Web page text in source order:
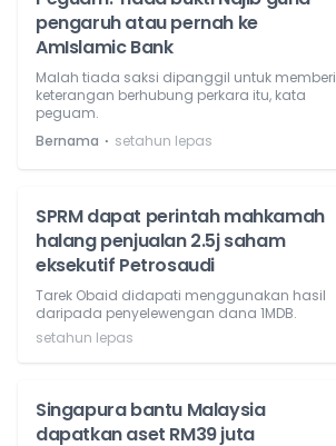
pengaruh atau pernah ke
AmIslamic Bank
Malah tiada saksi dipanggil untuk memberi
keterangan berhubung perkara itu, kata
peguam.
Bernama ⋅ setahun lepas
SPRM dapat perintah mahkamah
halang penjualan 2.5j saham
eksekutif Petrosaudi
Tarek Obaid didapati menggunakan hasil
daripada penyelewengan dana 1MDB.
setahun lepas
Singapura bantu Malaysia
dapatkan aset RM39 juta